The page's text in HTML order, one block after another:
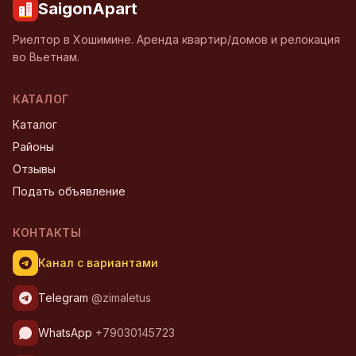
SaigonApart
Риелтор в Хошимине. Аренда квартир/домов и релокация
во Вьетнам.
КАТАЛОГ
Каталог
Районы
Отзывы
Подать объявление
КОНТАКТЫ
Канал с вариантами
Telegram @zimaletus
WhatsApp +79030145723